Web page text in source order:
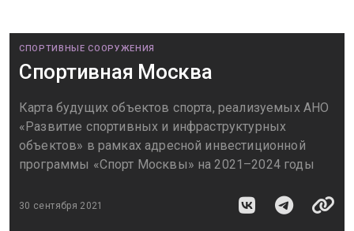
СПОРТИВНЫЕ СООРУЖЕНИЯ
Спортивная Москва
Карта будущих объектов спорта, реализуемых АНО
«Развитие спортивных и инфраструктурных
объектов» в рамках адресной инвестиционной
программы «Спорт Москвы» на 2021–2024 годы
30 сентября 2021